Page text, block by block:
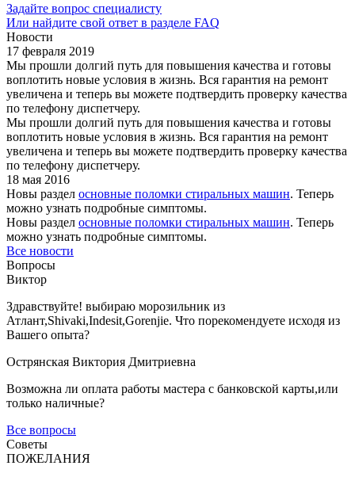
Задайте вопрос специалисту
Или найдите свой ответ в разделе FAQ
Новости
17 февраля 2019
Мы прошли долгий путь для повышения качества и готовы
воплотить новые условия в жизнь. Вся гарантия на ремонт
увеличена и теперь вы можете подтвердить проверку качества
по телефону диспетчеру.
Мы прошли долгий путь для повышения качества и готовы
воплотить новые условия в жизнь. Вся гарантия на ремонт
увеличена и теперь вы можете подтвердить проверку качества
по телефону диспетчеру.
18 мая 2016
Новы раздел основные поломки стиральных машин. Теперь
можно узнать подробные симптомы.
Новы раздел основные поломки стиральных машин. Теперь
можно узнать подробные симптомы.
Все новости
Вопросы
Виктор
Здравствуйте! выбираю морозильник из
Атлант,Shivaki,Indesit,Gorenjie. Что порекомендуете иcходя из
Вашего опыта?
Острянская Виктория Дмитриевна
Возможна ли оплата работы мастера с банковской карты,или
только наличные?
Все вопросы
Советы
ПОЖЕЛАНИЯ